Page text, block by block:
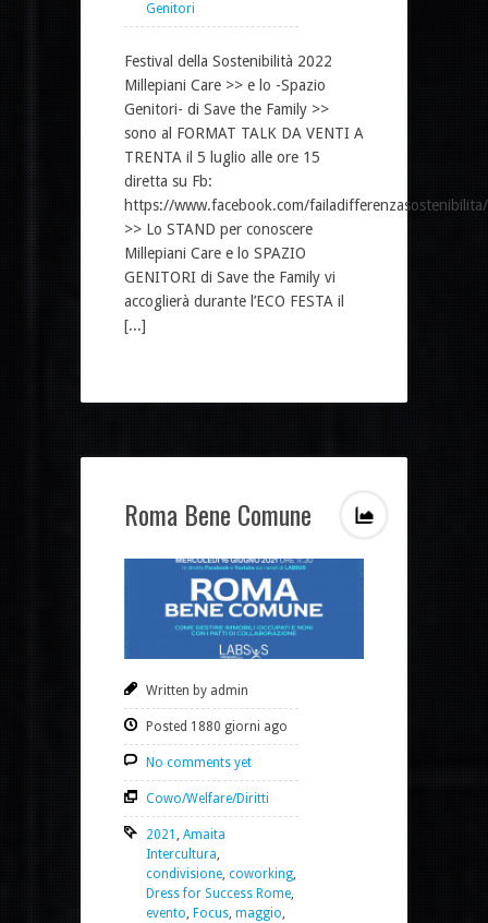
Genitori
Festival della Sostenibilità 2022
Millepiani Care >> e lo -Spazio
Genitori- di Save the Family >>
sono al FORMAT TALK DA VENTI A
TRENTA il 5 luglio alle ore 15
diretta su Fb:
https://www.facebook.com/failadifferenzasostenibilita/
>> Lo STAND per conoscere
Millepiani Care e lo SPAZIO
GENITORI di Save the Family vi
accoglierà durante l’ECO FESTA il
[...]
Roma Bene Comune
Written by admin
Posted 1880 giorni ago
No comments yet
Cowo/Welfare/Diritti
2021 , Amaita
Intercultura,
condivisione, coworking,
Dress for Success Rome,
evento, Focus, maggio,